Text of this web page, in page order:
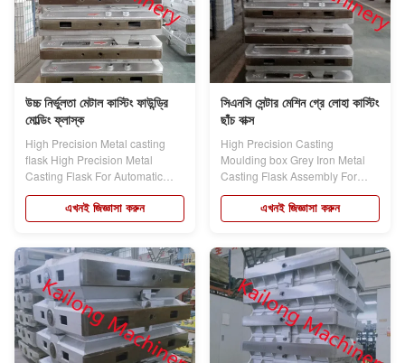
উচ্চ নির্ভুলতা মেটাল কাস্টিং ফাউন্ড্রি
মোল্ডিং ফ্লাস্ক
High Precision Metal casting
flask High Precision Metal
Casting Flask For Automatic
Molding Line...
এখনই জিজ্ঞাসা করুন
সিএনসি সেন্টার মেশিন গ্রে লোহা কাস্টিং
ছাঁচ বাক্স
High Precision Casting
Moulding box Grey Iron Metal
Casting Flask Assembly For
Automatic Molding...
এখনই জিজ্ঞাসা করুন